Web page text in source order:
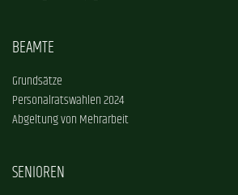
BEAMTE
Grundsätze
Personalratswahlen 2024
Abgeltung von Mehrarbeit
SENIOREN